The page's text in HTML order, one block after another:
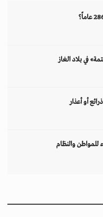
في بلاد الغاز
أو أعذار
للمواطن والنظام